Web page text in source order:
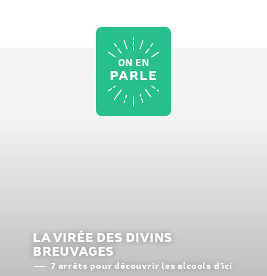
ON EN
PARLE
LA VIRÉE DES DIVINS
BREUVAGES
7 arrêts pour découvrir les alcools d’ici